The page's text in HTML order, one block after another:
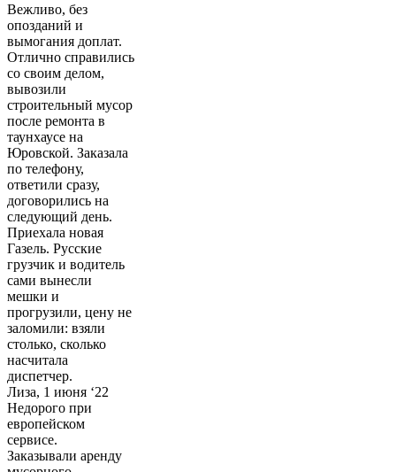
Вежливо, без
опозданий и
вымогания доплат.
Отлично справились
со своим делом,
вывозили
строительный мусор
после ремонта в
таунхаусе на
Юровской. Заказала
по телефону,
ответили сразу,
договорились на
следующий день.
Приехала новая
Газель. Русские
грузчик и водитель
сами вынесли
мешки и
прогрузили, цену не
заломили: взяли
столько, сколько
насчитала
диспетчер.
Лиза, 1 июня ‘22
Недорого при
европейском
сервисе.
Заказывали аренду